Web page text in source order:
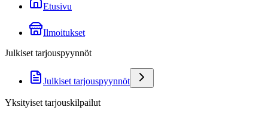
Etusivu
Ilmoitukset
Julkiset tarjouspyynnöt
Julkiset tarjouspyynnöt
Yksityiset tarjouskilpailut